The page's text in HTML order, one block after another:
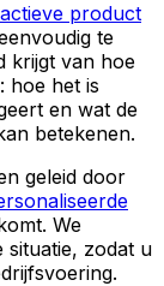
product
te
krijgt van hoe
hoe het is
en wat de
betekenen.
geleid door
We
situatie, zodat u